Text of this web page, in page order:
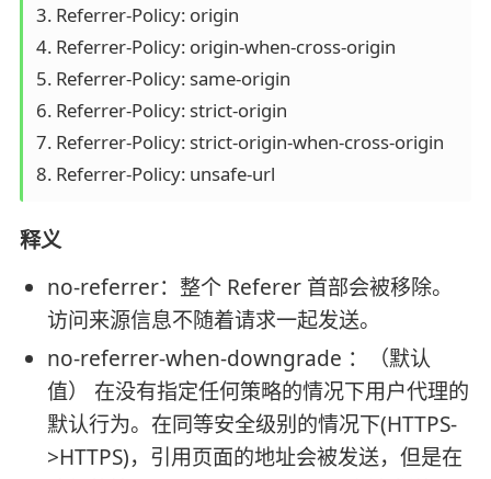
3. Referrer-Policy: origin
4. Referrer-Policy: origin-when-cross-origin
5. Referrer-Policy: same-origin
6. Referrer-Policy: strict-origin
7. Referrer-Policy: strict-origin-when-cross-origin
释义
no-referrer：整个 Referer 首部会被移除。
访问来源信息不随着请求一起发送。
no-referrer-when-downgrade ：（默认
值） 在没有指定任何策略的情况下用户代理的
默认行为。在同等安全级别的情况下(HTTPS-
>HTTPS)，引用页面的地址会被发送，但是在